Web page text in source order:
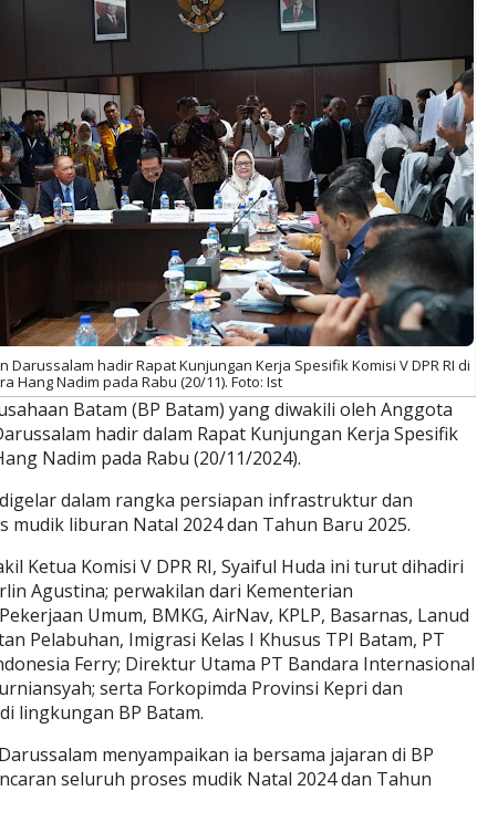
Darussalam hadir Rapat Kunjungan Kerja Spesifik Komisi V DPR RI di
Hang Nadim pada Rabu (20/11). Foto: Ist
Batam (BP Batam) yang diwakili oleh Anggota
hadir dalam Rapat Kunjungan Kerja Spesifik
Nadim pada Rabu (20/11/2024).
dalam rangka persiapan infrastruktur dan
liburan Natal 2024 dan Tahun Baru 2025.
Ketua Komisi V DPR RI, Syaiful Huda ini turut dihadiri
Agustina; perwakilan dari Kementerian
Umum, BMKG, AirNav, KPLP, Basarnas, Lanud
Pelabuhan, Imigrasi Kelas I Khusus TPI Batam, PT
Ferry; Direktur Utama PT Bandara Internasional
serta Forkopimda Provinsi Kepri dan
lingkungan BP Batam.
menyampaikan ia bersama jajaran di BP
seluruh proses mudik Natal 2024 dan Tahun